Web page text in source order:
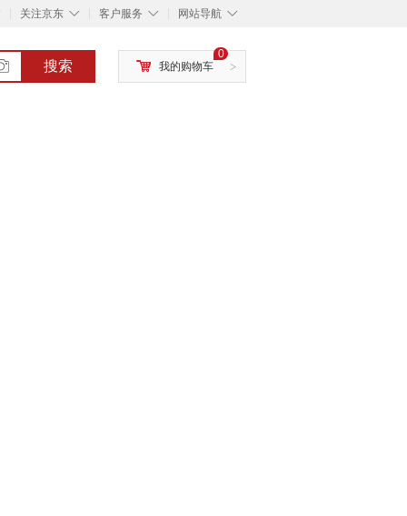
◇
关注京东 ◇
客户服务 ◇
网站导航
搜索 >
0
我的购物车